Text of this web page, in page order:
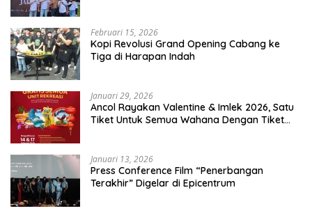
Februari 15, 2026
Kopi Revolusi Grand Opening Cabang ke
Tiga di Harapan Indah
Januari 29, 2026
Ancol Rayakan Valentine & Imlek 2026, Satu
Tiket Untuk Semua Wahana Dengan Tiket
Januari 13, 2026
Press Conference Film “Penerbangan
Terakhir” Digelar di Epicentrum